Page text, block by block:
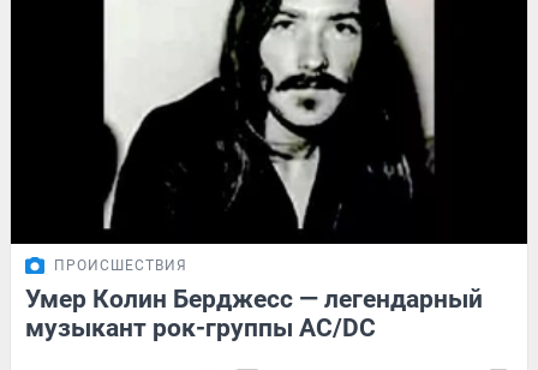
ПРОИСШЕСТВИЯ
Умер Колин Берджесс — легендарный
музыкант рок-группы AC/DC